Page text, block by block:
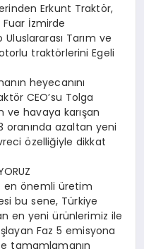
Erkunt Traktör,
İzmirde
Tarım ve
traktörlerini Egeli
heyecanını
CEO’su Tolga
ve havaya karışan
oranında azaltan yeni
özelliğiyle dikkat
en önemli üretim
bu sene, Türkiye
en yeni ürünlerimiz ile
Faz 5 emisyona
tamamlamanın